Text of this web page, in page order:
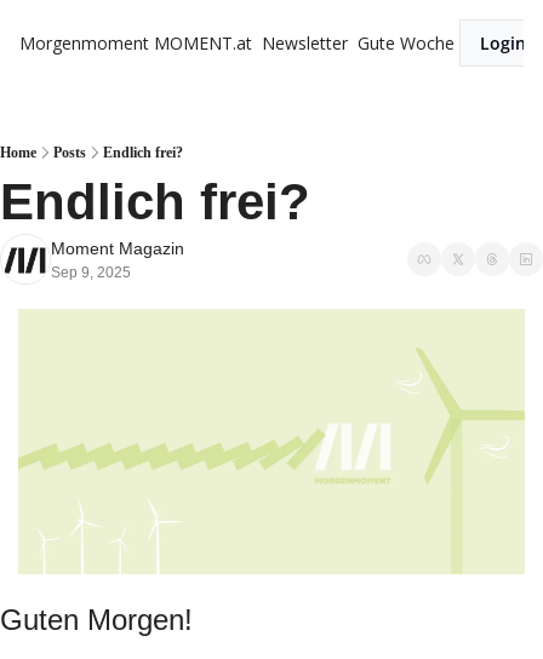
Morgenmoment MOMENT.at Newsletter Gute Woche Login
Home Posts Endlich frei?
Endlich frei?
Moment Magazin
Sep 9, 2025
Guten Morgen!